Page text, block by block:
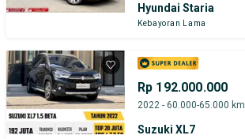
Hyundai Staria
Kebayoran Lama
Rp 192.000.000
2022 - 60.000-65.000 km
Suzuki XL7